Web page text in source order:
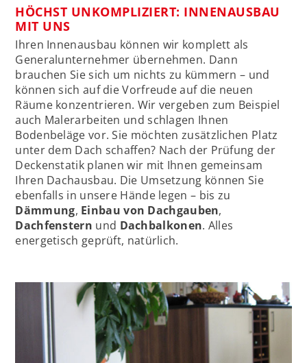
HÖCHST UNKOMPLIZIERT: INNENAUSBAU
MIT UNS
Ihren Innenausbau können wir komplett als
Generalunternehmer übernehmen. Dann
brauchen Sie sich um nichts zu kümmern – und
können sich auf die Vorfreude auf die neuen
Räume konzentrieren. Wir vergeben zum Beispiel
auch Malerarbeiten und schlagen Ihnen
Bodenbeläge vor. Sie möchten zusätzlichen Platz
unter dem Dach schaffen? Nach der Prüfung der
Deckenstatik planen wir mit Ihnen gemeinsam
Ihren Dachausbau. Die Umsetzung können Sie
ebenfalls in unsere Hände legen – bis zu
Dämmung, Einbau von Dachgauben,
Dachfenstern und Dachbalkonen. Alles
energetisch geprüft, natürlich.